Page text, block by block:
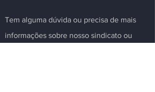
Tem alguma dúvida ou precisa de mais
informações sobre nosso sindicato ou